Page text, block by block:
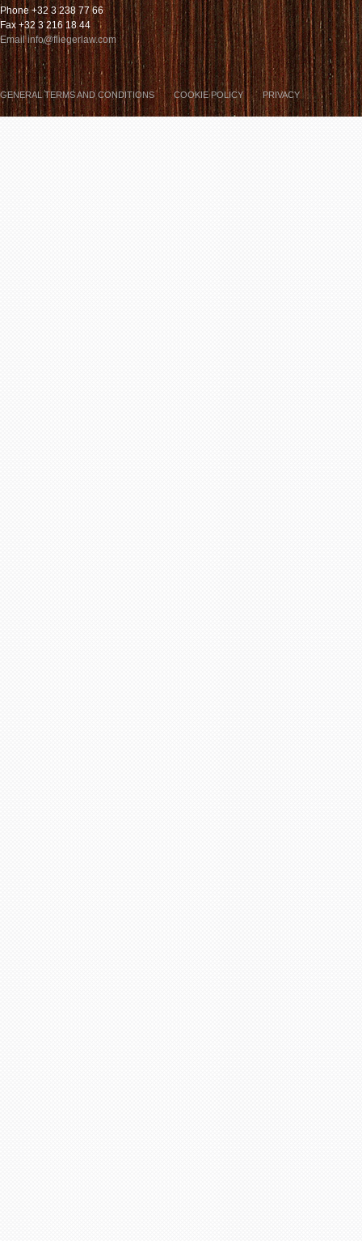
Phone +32 3 238 77 66
Fax +32 3 216 18 44
Email info@fliegerlaw.com
GENERAL TERMS AND CONDITIONS COOKIE POLICY PRIVACY